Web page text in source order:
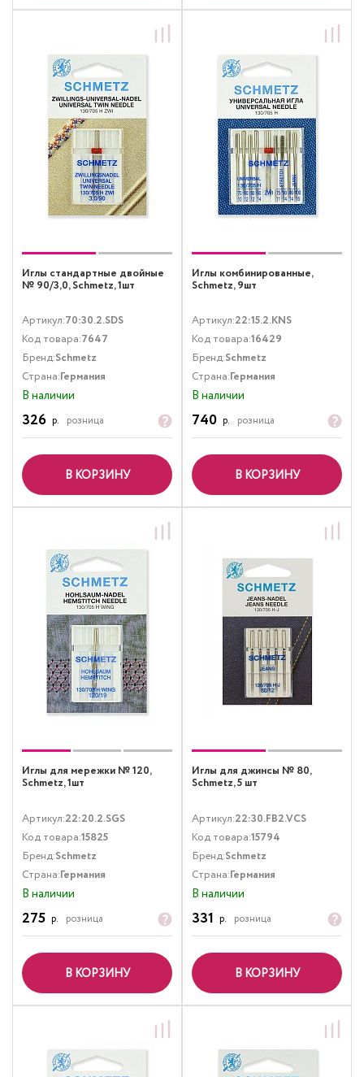
Иглы стандартные двойные
№ 90/3,0, Schmetz, 1шт
Артикул:70:30.2.SDS
Код товара:7647
Бренд:Schmetz
Страна:Германия
В наличии
326 р. розница
В КОРЗИНУ
Иглы комбинированные,
Schmetz, 9шт
Артикул:22:15.2.KNS
Код товара:16429
Бренд:Schmetz
Страна:Германия
В наличии
740 р. розница
В КОРЗИНУ
Иглы для мережки № 120,
Schmetz, 1шт
Артикул:22:20.2.SGS
Код товара:15825
Бренд:Schmetz
Страна:Германия
В наличии
275 р. розница
В КОРЗИНУ
Иглы для джинсы № 80,
Schmetz, 5 шт
Артикул:22:30.FB2.VCS
Код товара:15794
Бренд:Schmetz
Страна:Германия
В наличии
331 р. розница
В КОРЗИНУ